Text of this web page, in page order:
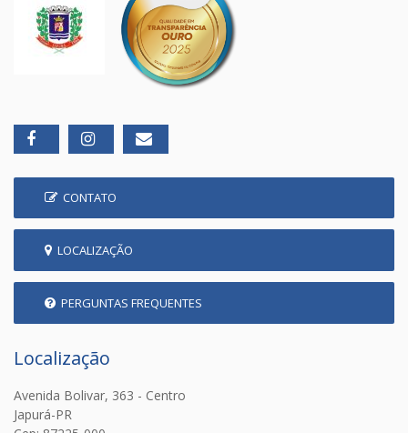
CONTATO
LOCALIZAÇÃO
PERGUNTAS FREQUENTES
Localização
Avenida Bolivar, 363 - Centro
Japurá-PR